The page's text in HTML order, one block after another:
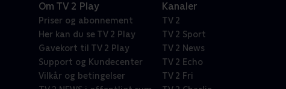
Om TV 2 Play
Priser og abonnement
Her kan du se TV 2 Play
Gavekort til TV 2 Play
Support og Kundecenter
Vilkår og betingelser
Kanaler
TV 2
TV 2 Sport
TV 2 News
TV 2 Echo
TV 2 Fri